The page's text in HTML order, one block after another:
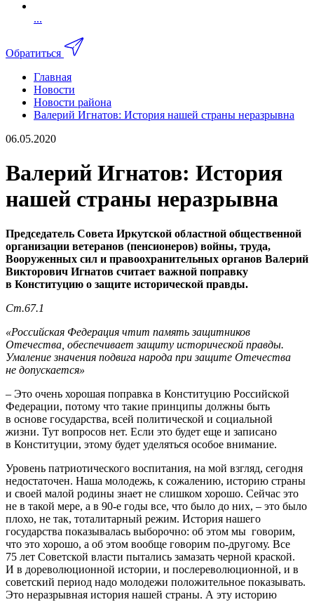
...
Обратиться
Главная
Новости
Новости района
Валерий Игнатов: История нашей страны неразрывна
06.05.2020
Валерий Игнатов: История
нашей страны неразрывна
Председатель Совета Иркутской областной общественной
организации ветеранов (пенсионеров) войны, труда,
Вооруженных сил и правоохранительных органов Валерий
Викторович Игнатов считает важной поправку
в Конституцию о защите исторической правды.
Ст.67.1
«Российская Федерация чтит память защитников
Отечества, обеспечивает защиту исторической правды.
Умаление значения подвига народа при защите Отечества
не допускается»
– Это очень хорошая поправка в Конституцию Российской
Федерации, потому что такие принципы должны быть
в основе государства, всей политической и социальной
жизни. Тут вопросов нет. Если это будет еще и записано
в Конституции, этому будет уделяться особое внимание.
Уровень патриотического воспитания, на мой взгляд, сегодня
недостаточен. Наша молодежь, к сожалению, историю страны
и своей малой родины знает не слишком хорошо. Сейчас это
не в такой мере, а в 90-е годы все, что было до них, – это было
плохо, не так, тоталитарный режим. История нашего
государства показывалась выборочно: об этом мы говорим,
что это хорошо, а об этом вообще говорим по-другому. Все
75 лет Советской власти пытались замазать черной краской.
И в дореволюционной истории, и послереволюционной, и в
советский период надо молодежи положительное показывать.
Это неразрывная история нашей страны. А эту историю